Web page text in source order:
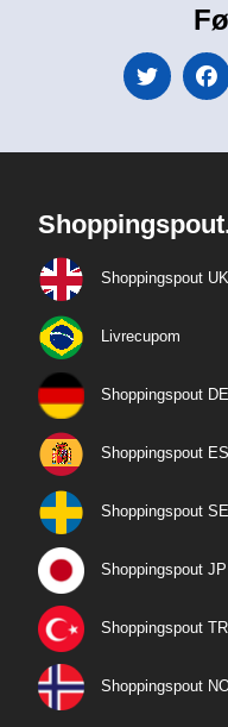
Shoppingspout UK
Livrecupom
Shoppingspout DE
Shoppingspout ES
Shoppingspout SE
Shoppingspout JP
Shoppingspout TR
Shoppingspout